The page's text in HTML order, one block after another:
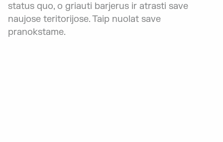
status quo, o griauti barjerus ir atrasti save
naujose teritorijose. Taip nuolat save
pranokstame.